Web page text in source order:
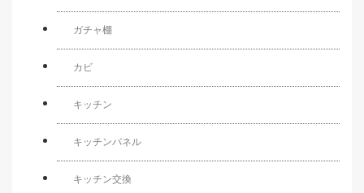
ガチャ棚
カビ
キッチン
キッチンパネル
キッチン交換